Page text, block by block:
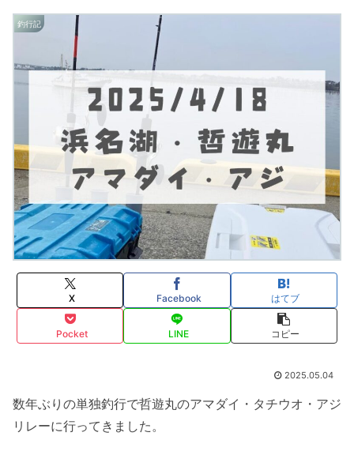
釣行記
X Facebook はてブ
Pocket LINE コピー
2025.05.04
数年ぶりの単独釣行で哲遊丸のアマダイ・タチウオ・アジ
リレーに行ってきました。